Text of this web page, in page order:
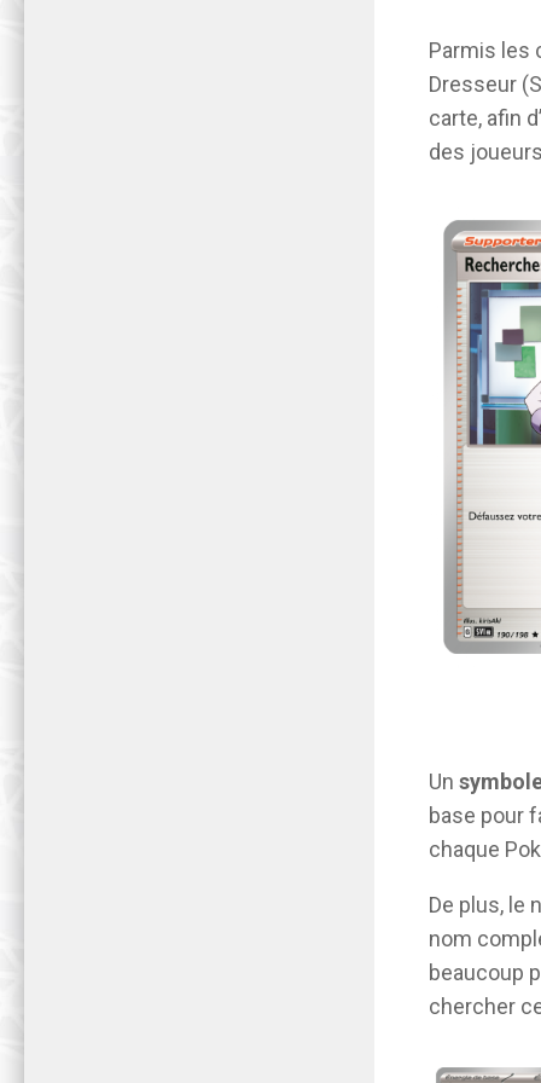
Parmis les
Dresseur
carte, afin
des
Un
base pour
chaque
De plus, le
nom
beaucoup
chercher